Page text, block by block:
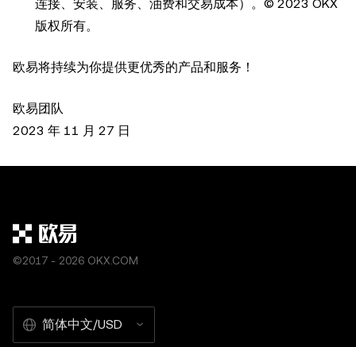
连接、安装、服务、油费和交易成本）。© 2023 OKX
版权所有。
欧易将持续为你提供更优秀的产品和服务！
欧易团队
2023 年 11 月 27 日
©2017 - 2026 OKX.COM
简体中文/USD